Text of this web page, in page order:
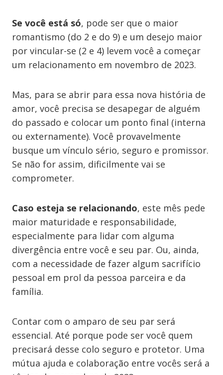
Se você está só, pode ser que o maior
romantismo (do 2 e do 9) e um desejo maior
por vincular-se (2 e 4) levem você a começar
um relacionamento em novembro de 2023.
Mas, para se abrir para essa nova história de
amor, você precisa se desapegar de alguém
do passado e colocar um ponto final (interna
ou externamente). Você provavelmente
busque um vínculo sério, seguro e promissor.
Se não for assim, dificilmente vai se
comprometer.
Caso esteja se relacionando, este mês pede
maior maturidade e responsabilidade,
especialmente para lidar com alguma
divergência entre você e seu par. Ou, ainda,
com a necessidade de fazer algum sacrifício
pessoal em prol da pessoa parceira e da
família.
Contar com o amparo de seu par será
essencial. Até porque pode ser você quem
precisará desse colo seguro e protetor. Uma
mútua ajuda e colaboração entre vocês será a